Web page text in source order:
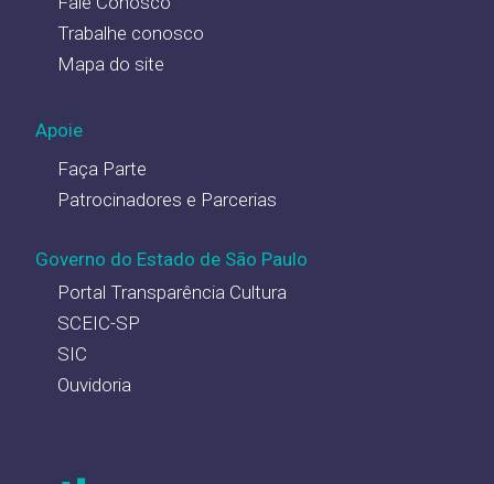
Trabalhe conosco
Mapa do site
Apoie
Faça Parte
Patrocinadores e Parcerias
Governo do Estado de São Paulo
Portal Transparência Cultura
SCEIC-SP
SIC
Ouvidoria